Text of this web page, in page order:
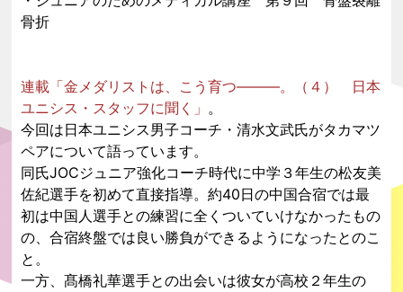
骨折
連載「金メダリストは、こう育つ―――。（４） 日本
ユニシス・スタッフに聞く」 。
今回は日本ユニシス男子コーチ・清水文武氏がタカマツ
ペアについて語っています。
同氏JOCジュニア強化コーチ時代に中学３年生の松友美
佐紀選手を初めて直接指導。約40日の中国合宿では最
初は中国人選手との練習に全くついていけなかったもの
の、合宿終盤では良い勝負ができるようになったとのこ
と。
一方、髙橋礼華選手との出会いは彼女が高校２年生の